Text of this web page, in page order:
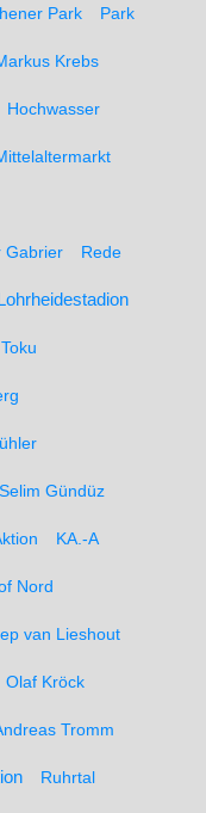
Park Park
Krebs
Hochwasser
Gabrier Rede
Lohrheidestadion
Selim Gündüz
KA.-A
Nord
van Lieshout
Olaf Kröck
Tromm
Ruhrtal